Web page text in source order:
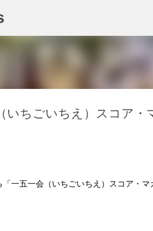
いちごいちえ）スコア・
「一五一会（いちごいちえ）スコア・